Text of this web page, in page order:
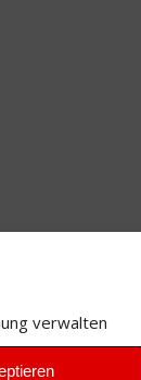
verwalten